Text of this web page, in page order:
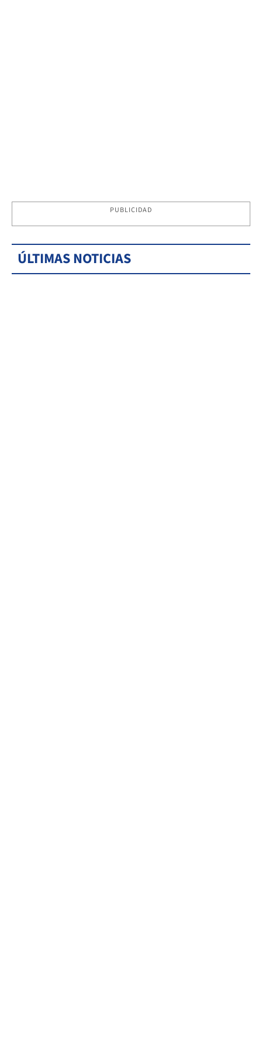
PUBLICIDAD
ÚLTIMAS NOTICIAS